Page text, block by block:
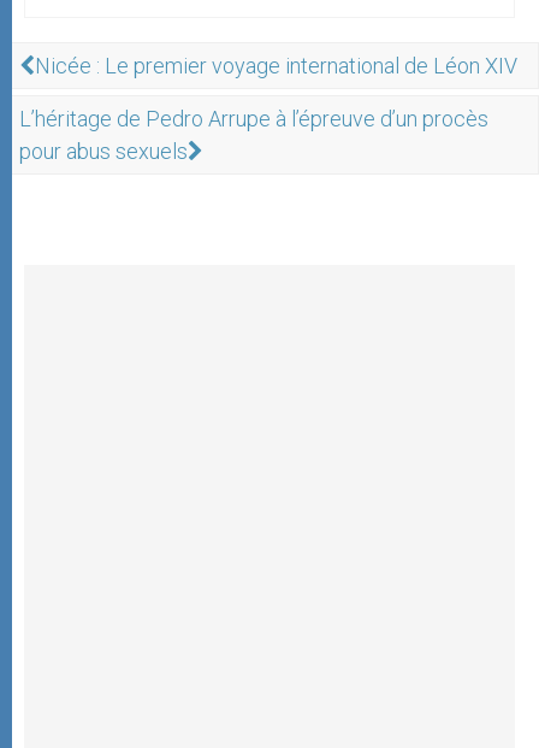
Nicée : Le premier voyage international de Léon XIV
L’héritage de Pedro Arrupe à l’épreuve d’un procès
pour abus sexuels